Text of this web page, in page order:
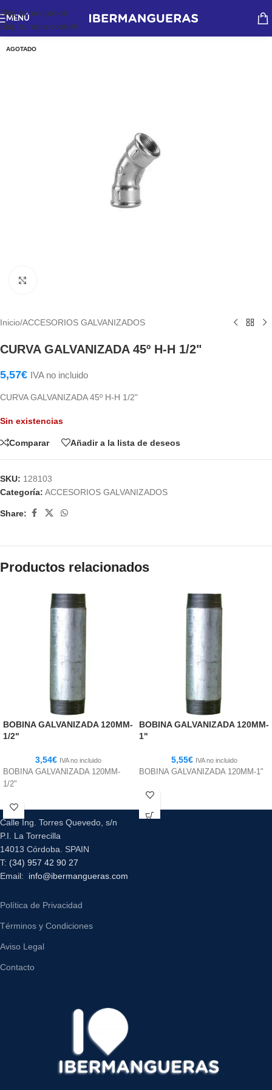
Skip to navigation
Skip to main content
MENÚ
AGOTADO
Inicio/ACCESORIOS GALVANIZADOS
CURVA GALVANIZADA 45º H-H 1/2"
5,57€ IVA no incluido
CURVA GALVANIZADA 45º H-H 1/2"
Sin existencias
Comparar Añadir a la lista de deseos
SKU: 128103
Categoría: ACCESORIOS GALVANIZADOS
Share:
Productos relacionados
BOBINA GALVANIZADA 120MM-
1/2"
3,54€ IVA no incluido
BOBINA GALVANIZADA 120MM-
1/2"
BOBINA GALVANIZADA 120MM-
1"
5,55€ IVA no incluido
BOBINA GALVANIZADA 120MM-1"
Calle Ing. Torres Quevedo, s/n
P.I. La Torrecilla
14013 Córdoba. SPAIN
T: (34) 957 42 90 27
Email: info@ibermangueras.com
Política de Privacidad
Términos y Condiciones
Aviso Legal
Contacto